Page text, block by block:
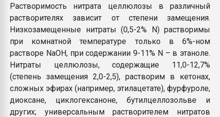
Растворимость нитрата целлюлозы в различный
растворителях зависит от степени замещения.
Низкозамещенные нитраты (0,5-2% N) растворимы
при комнатной температуре только в 6%-ном
растворе NaOH, при содержании 9-11% N – в этаноле.
Нитраты целлюлозы, содержащие 11,0-12,7%
(степень замещения 2,0-2,5), растворим в кетонах,
сложных эфирах (например, этилацетате), фурфуроле,
диоксане, циклогексаноне, бутилцеллозольве и
других; универсальным растворителем нитратов